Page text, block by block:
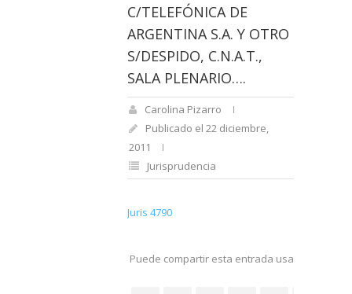
C/TELEFÓNICA DE
ARGENTINA S.A. Y OTRO
S/DESPIDO, C.N.A.T.,
SALA PLENARIO….
Carolina Pizarro
Publicado el 22 diciembre,
2011
Jurisprudencia
Juris 4790
Puede compartir esta entrada usando sus